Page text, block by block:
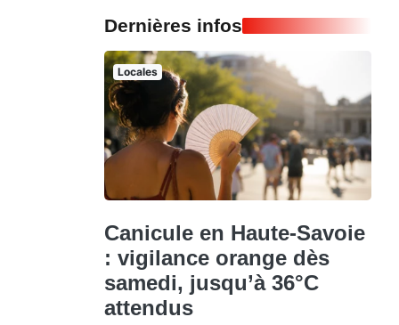
Dernières infos
Locales
Canicule en Haute-Savoie
: vigilance orange dès
samedi, jusqu’à 36°C
attendus